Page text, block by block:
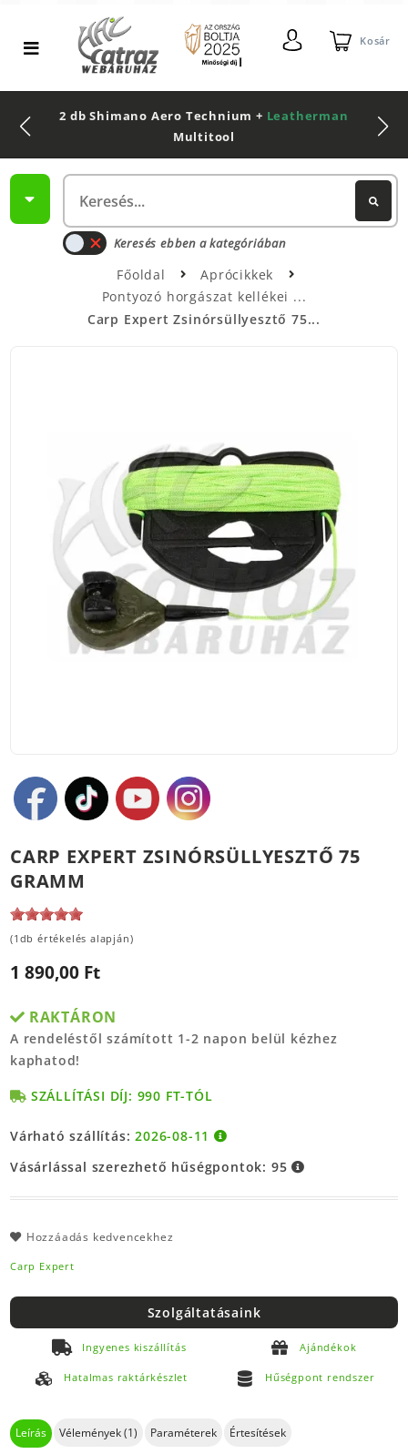
Kosár
2 db Shimano Aero Technium + Leatherman
Multitool
Keresés ebben a kategóriában
Főoldal
Aprócikkek
Pontyozó horgászat kellékei
Carp Expert Zsinórsüllyesztő 75...
CARP EXPERT ZSINÓRSÜLLYESZTŐ 75
GRAMM
(1db értékelés alapján)
1 890,00 Ft
RAKTÁRON
A rendeléstől számított 1-2 napon belül kézhez
kaphatod!
SZÁLLÍTÁSI DÍJ: 990 FT-TÓL
Várható szállítás:2026-08-11
Vásárlással szerezhető hűségpontok: 95
Hozzáadás kedvencekhez
Carp Expert
Szolgáltatásaink
Ingyenes kiszállítás Ajándékok
Hatalmas raktárkészlet Hűségpont rendszer
Leírás Vélemények (1) Paraméterek Értesítések